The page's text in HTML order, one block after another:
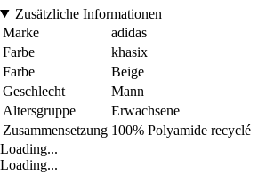
Zusätzliche Informationen
Marke
adidas
Farbe
khasix
Farbe
Beige
Geschlecht
Mann
Altersgruppe
Erwachsene
Zusammensetzung 100% Polyamide recyclé
Loading...
Loading...